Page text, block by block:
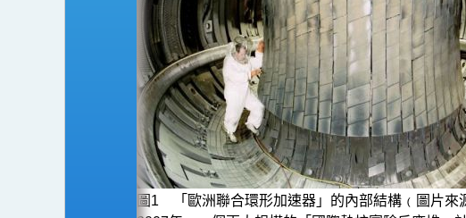
圖1 「歐洲聯合環形加速器」的內部結構﹙圖片來